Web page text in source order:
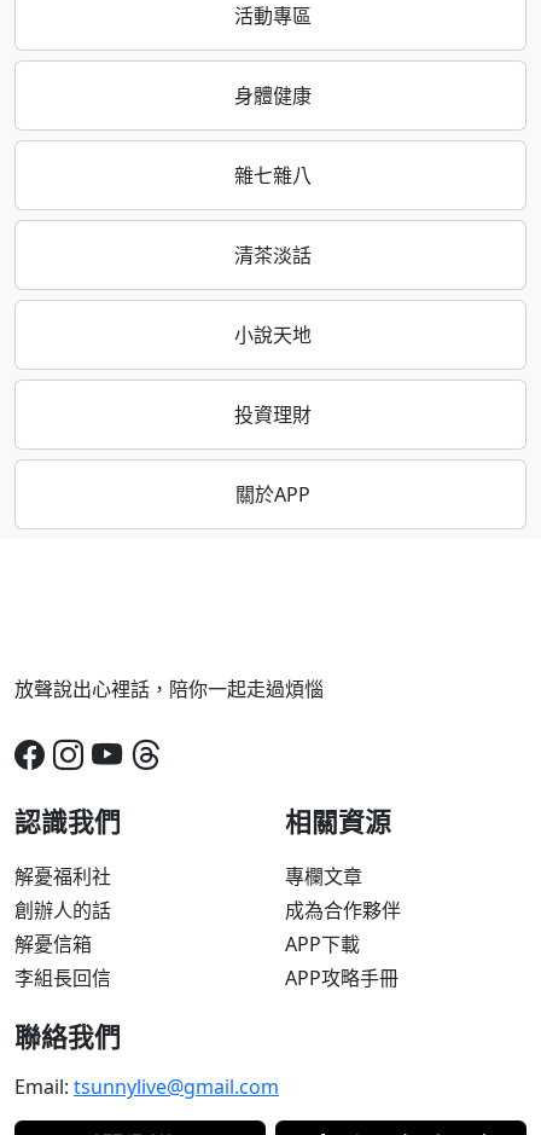
活動專區
身體健康
雜七雜八
清茶淡話
小說天地
投資理財
關於APP
放聲說出心裡話，陪你一起走過煩惱
認識我們
解憂福利社
創辦人的話
解憂信箱
李組長回信
相關資源
專欄文章
成為合作夥伴
APP下載
APP攻略手冊
聯絡我們
Email: tsunnylive@gmail.com